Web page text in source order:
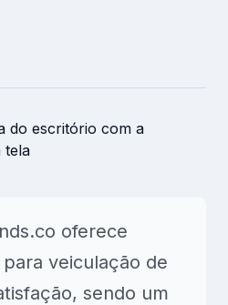
oferece
veiculação de
sendo um